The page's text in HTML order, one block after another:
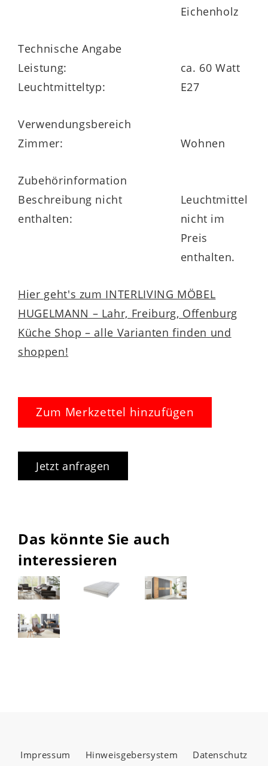
Eichenholz
Technische Angabe
Leistung:
ca. 60 Watt
Leuchtmitteltyp:
E27
Verwendungsbereich
Zimmer:
Wohnen
Zubehörinformation
Beschreibung nicht
enthalten:
Leuchtmittel
nicht im
Preis
enthalten.
Hier geht's zum INTERLIVING MÖBEL
HUGELMANN – Lahr, Freiburg, Offenburg
Küche Shop – alle Varianten finden und
shoppen!
Zum Merkzettel hinzufügen
Jetzt anfragen
Das könnte Sie auch
interessieren
Impressum Hinweisgebersystem Datenschutz